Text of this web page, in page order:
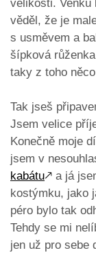
velikosti. Venku
věděl, že je
s usměvem a
šípková
taky z toho
Tak jseš
Jsem velice
Konečně moje
jsem v
kabátu🡕 a já
kostýmku, jako
péro bylo tak
Tehdy se mi
jen už pro sebe